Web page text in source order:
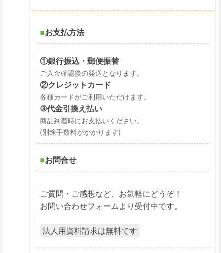
■お支払方法
①銀行振込・郵便振替
ご入金確認後の発送となります。
②クレジットカード
各種カードがご利用いただけます。
③代金引換え払い
商品到着時にお支払いください。
(別途手数料がかかります)
■お問合せ
ご質問・ご感想など、お気軽にどうぞ！
お問い合わせフォームより受付中です。
法人用資料請求は無料です